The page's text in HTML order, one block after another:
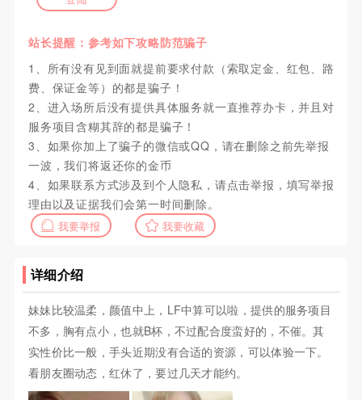
站长提醒：参考如下攻略防范骗子
1、所有没有见到面就提前要求付款（索取定金、红包、路
费、保证金等）的都是骗子！
2、进入场所后没有提供具体服务就一直推荐办卡，并且对
服务项目含糊其辞的都是骗子！
3、如果你加上了骗子的微信或QQ，请在删除之前先举报
一波，我们将返还你的金币
4、如果联系方式涉及到个人隐私，请点击举报，填写举报
理由以及证据我们会第一时间删除。
我要举报 我要收藏
详细介绍
妹妹比较温柔，颜值中上，LF中算可以啦，提供的服务项目
不多，胸有点小，也就B杯，不过配合度蛮好的，不催。其
实性价比一般，手头近期没有合适的资源，可以体验一下。
看朋友圈动态，红休了，要过几天才能约。